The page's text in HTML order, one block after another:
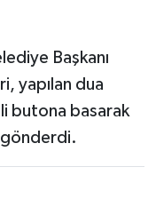
Başkanı
yapılan dua
butona basarak
gönderdi.